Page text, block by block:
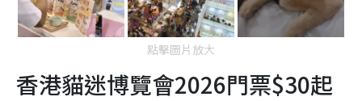
點擊圖片放大
香港貓迷博覽會2026門票$30起